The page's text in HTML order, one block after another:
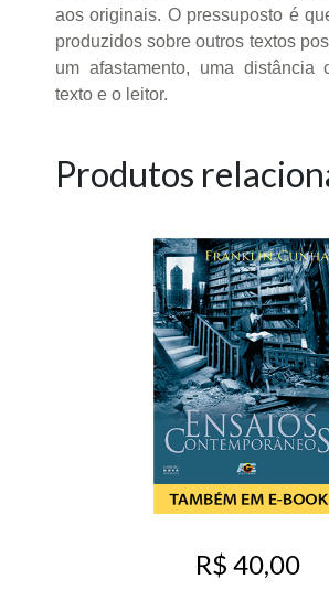
aos originais. O pressuposto é
produzidos sobre outros textos
um afastamento, uma distância
texto e o leitor.
Produtos
R$ 40,00